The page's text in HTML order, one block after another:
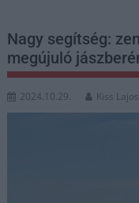
Nagy segítség:
megújuló
2024.10.29. Kiss Lajos